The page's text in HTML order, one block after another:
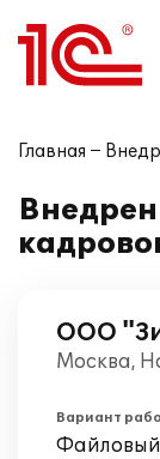
Главная
ООО
Москва,
Вариант
Файловый